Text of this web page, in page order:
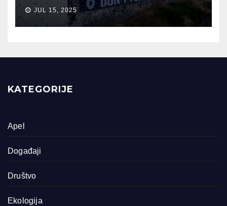
JUL 15, 2025
KATEGORIJE
Apel
Događaji
Društvo
Ekologija